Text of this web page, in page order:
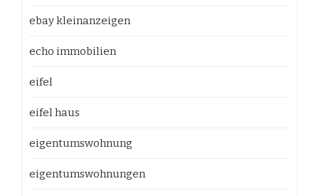
ebay kleinanzeigen
echo immobilien
eifel
eifel haus
eigentumswohnung
eigentumswohnungen